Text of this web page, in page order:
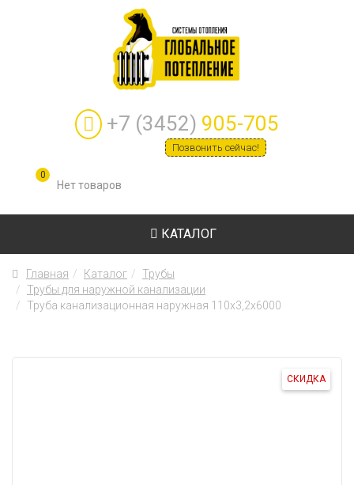
+7 (3452) 905-705
Позвонить сейчас!
0
КАТАЛОГ
Главная Каталог
Трубы
Трубы для наружной канализации
Труба канализационная наружная 110х3,2х6000
СКИДКА